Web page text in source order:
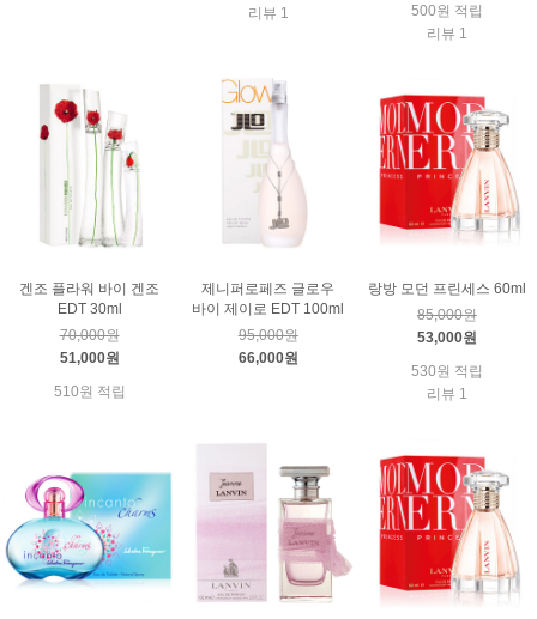
리뷰 1
500원 적립
리뷰 1
겐조 플라워 바이 겐조
EDT 30ml
70,000원
51,000원
510원 적립
제니퍼로페즈 글로우
바이 제이로 EDT 100ml
95,000원
66,000원
랑방 모던 프린세스 60ml
85,000원
53,000원
530원 적립
리뷰 1